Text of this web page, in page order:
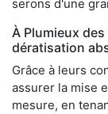
serons d'une
À Plumieux
dératisation
Grâce à leurs
assurer la mise
mesure, en